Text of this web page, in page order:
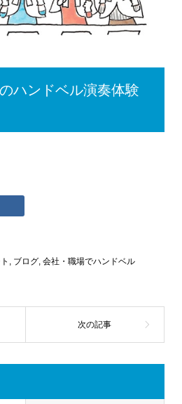
ハンドベル演奏体験
, ブログ, 会社・職場でハンドベル